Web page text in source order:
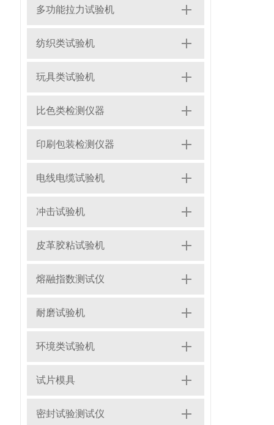
多功能拉力试验机
纺织类试验机
玩具类试验机
比色类检测仪器
印刷包装检测仪器
电线电缆试验机
冲击试验机
皮革胶粘试验机
熔融指数测试仪
耐磨试验机
环境类试验机
试片模具
密封试验测试仪